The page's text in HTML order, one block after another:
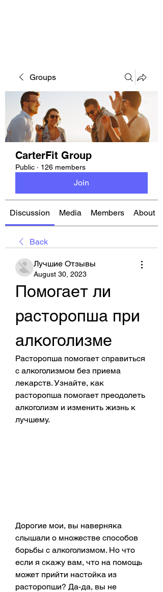
Groups
CarterFit Group
Public · 126 members
Join
Discussion Media Members About
Back
Лучшие Отзывы
August 30, 2023
Помогает ли
расторопша при
алкоголизме
Расторопша помогает справиться
с алкоголизмом без приема
лекарств. Узнайте, как
расторопша помогает преодолеть
алкоголизм и изменить жизнь к
лучшему.
Дорогие мои, вы наверняка
слышали о множестве способов
борьбы с алкоголизмом. Но что
если я скажу вам, что на помощь
может прийти настойка из
расторопши? Да-да, вы не